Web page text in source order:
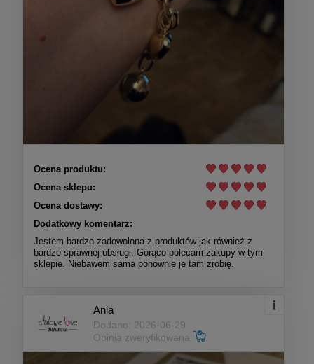
Ocena produktu:
Ocena sklepu:
Ocena dostawy:
Dodatkowy komentarz:
Jestem bardzo zadowolona z produktów jak również z
bardzo sprawnej obsługi. Gorąco polecam zakupy w tym
sklepie. Niebawem sama ponownie je tam zrobię.
Ania
Dodano: 2026-06-29
Opinia zweryfikowana